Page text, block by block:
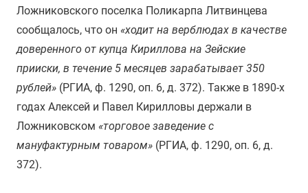
Ложниковского поселка Поликарпа Литвинцева
сообщалось, что он «ходит на верблюдах в качестве
доверенного от купца Кириллова на Зейские
прииски, в течение 5 месяцев зарабатывает 350
рублей» (РГИА, ф. 1290, оп. 6, д. 372). Также в 1890-х
годах Алексей и Павел Кирилловы держали в
Ложниковском «торговое заведение с
мануфактурным товаром» (РГИА, ф. 1290, оп. 6, д.
372).